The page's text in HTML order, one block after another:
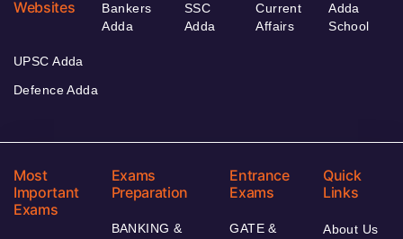
Websites
Bankers
Adda
SSC
Adda
Current
Affairs
Adda
School
UPSC Adda
Defence Adda
Most
Important
Exams
Exams
Preparation
BANKING &
Entrance
Exams
GATE &
Quick
Links
About Us